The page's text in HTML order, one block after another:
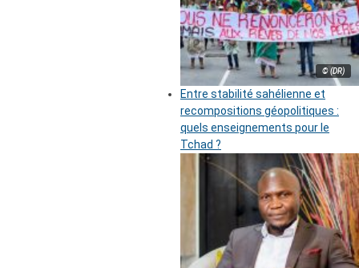
© (DR)
Entre stabilité sahélienne et
recompositions géopolitiques :
quels enseignements pour le
Tchad ?